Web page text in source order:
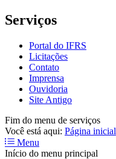
Serviços
Portal do IFRS
Licitações
Contato
Imprensa
Ouvidoria
Site Antigo
Fim do menu de serviços
Você está aqui: Página inicial
Menu
Início do menu principal